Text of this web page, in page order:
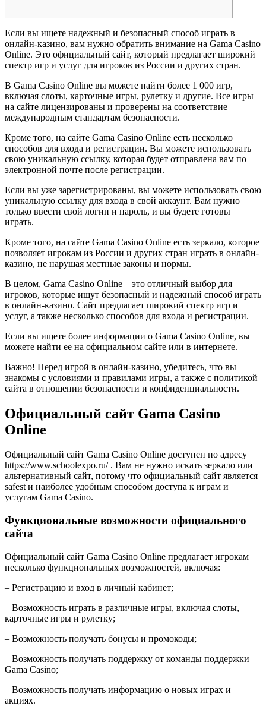
Если вы ищете надежный и безопасный способ играть в
онлайн-казино, вам нужно обратить внимание на Gama Casino
Online. Это официальный сайт, который предлагает широкий
спектр игр и услуг для игроков из России и других стран.
В Gama Casino Online вы можете найти более 1 000 игр,
включая слоты, карточные игры, рулетку и другие. Все игры
на сайте лицензированы и проверены на соответствие
международным стандартам безопасности.
Кроме того, на сайте Gama Casino Online есть несколько
способов для входа и регистрации. Вы можете использовать
свою уникальную ссылку, которая будет отправлена вам по
электронной почте после регистрации.
Если вы уже зарегистрированы, вы можете использовать свою
уникальную ссылку для входа в свой аккаунт. Вам нужно
только ввести свой логин и пароль, и вы будете готовы
играть.
Кроме того, на сайте Gama Casino Online есть зеркало, которое
позволяет игрокам из России и других стран играть в онлайн-
казино, не нарушая местные законы и нормы.
В целом, Gama Casino Online – это отличный выбор для
игроков, которые ищут безопасный и надежный способ играть
в онлайн-казино. Сайт предлагает широкий спектр игр и
услуг, а также несколько способов для входа и регистрации.
Если вы ищете более информации о Gama Casino Online, вы
можете найти ее на официальном сайте или в интернете.
Важно! Перед игрой в онлайн-казино, убедитесь, что вы
знакомы с условиями и правилами игры, а также с политикой
сайта в отношении безопасности и конфиденциальности.
Официальный сайт Gama Casino
Online
Официальный сайт Gama Casino Online доступен по адресу
https://www.schoolexpo.ru/ . Вам не нужно искать зеркало или
альтернативный сайт, потому что официальный сайт является
safest и наиболее удобным способом доступа к играм и
услугам Gama Casino.
Функциональные возможности официального
сайта
Официальный сайт Gama Casino Online предлагает игрокам
несколько функциональных возможностей, включая:
– Регистрацию и вход в личный кабинет;
– Возможность играть в различные игры, включая слоты,
карточные игры и рулетку;
– Возможность получать бонусы и промокоды;
– Возможность получать поддержку от команды поддержки
Gama Casino;
– Возможность получать информацию о новых играх и
акциях.